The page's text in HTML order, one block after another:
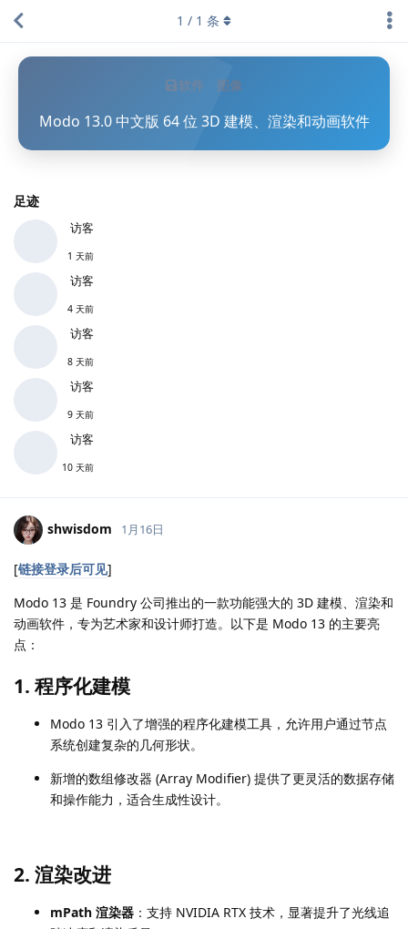
软件 图像
Modo 13.0 中文版 64 位 3D 建模、渲染和动画软件
足迹
访客
1 天前
访客
4 天前
访客
8 天前
访客
9 天前
访客
10 天前
1 / 1 条
shwisdom 1月16日
[链接登录后可见]
Modo 13 是 Foundry 公司推出的一款功能强大的 3D 建模、渲染和
动画软件，专为艺术家和设计师打造。以下是 Modo 13 的主要亮
点：
1. 程序化建模
Modo 13 引入了增强的程序化建模工具，允许用户通过节点
系统创建复杂的几何形状。
新增的数组修改器 (Array Modifier) 提供了更灵活的数据存储
和操作能力，适合生成性设计。
2. 渲染改进
mPath 渲染器 ：支持 NVIDIA RTX 技术，显著提升了光线追